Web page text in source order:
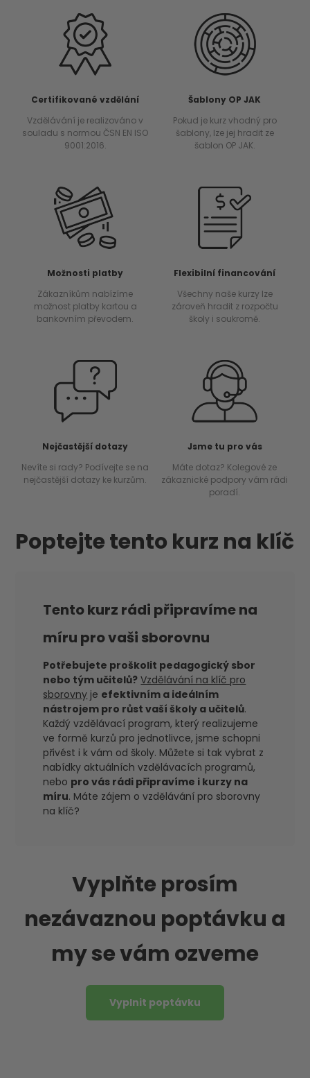
Certifikované vzdělání
Vzdělávání je realizováno v
souladu s normou ČSN EN ISO
9001:2016.
Šablony OP JAK
Pokud je kurz vhodný pro
šablony, lze jej hradit ze
šablon OP JAK.
Možnosti platby
Zákazníkům nabízíme
možnost platby kartou a
bankovním převodem.
Flexibilní financování
Všechny naše kurzy lze
zároveň hradit z rozpočtu
školy i soukromě.
Nejčastější dotazy
Nevíte si rady? Podívejte se na
nejčastější dotazy ke kurzům.
Jsme tu pro vás
Máte dotaz? Kolegové ze
zákaznické podpory vám rádi
poradí.
Poptejte tento kurz na klíč
Tento kurz rádi připravíme na
míru pro vaši sborovnu
Potřebujete proškolit pedagogický sbor
nebo tým učitelů? Vzdělávání na klíč pro
sborovny je efektivním a ideálním
nástrojem pro růst vaší školy a učitelů.
Každý vzdělávací program, který realizujeme
ve formě kurzů pro jednotlivce, jsme schopni
přivést i k vám od školy. Můžete si tak vybrat z
nabídky aktuálních vzdělávacích programů,
nebo pro vás rádi připravíme i kurzy na
míru. Máte zájem o vzdělávání pro sborovny
na klíč?
Vyplňte prosím
nezávaznou poptávku a
my se vám ozveme
Vyplnit poptávku